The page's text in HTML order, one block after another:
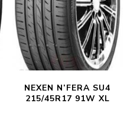
NEXEN N’FERA SU4
215/45R17 91W XL